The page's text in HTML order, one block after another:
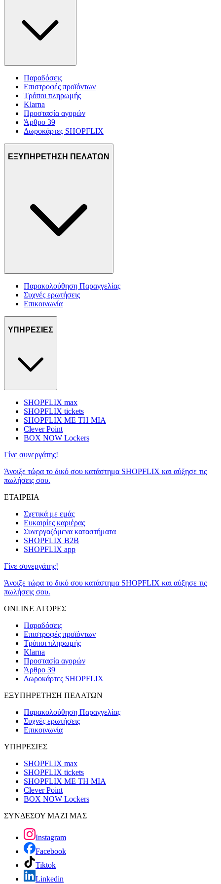
Παραδόσεις
Επιστροφές προϊόντων
Τρόποι πληρωμής
Klarna
Προστασία αγορών
Άρθρο 39
Δωροκάρτες SHOPFLIX
ΕΞΥΠΗΡΕΤΗΣΗ ΠΕΛΑΤΩΝ
Παρακολούθηση Παραγγελίας
Συχνές ερωτήσεις
Επικοινωνία
ΥΠΗΡΕΣΙΕΣ
SHOPFLIX max
SHOPFLIX tickets
SHOPFLIX ΜΕ ΤΗ ΜΙΑ
Clever Point
BOX NOW Lockers
Γίνε συνεργάτης!
Άνοιξε τώρα το δικό σου κατάστημα SHOPFLIX και αύξησε τις
πωλήσεις σου.
ΕΤΑΙΡΕΙΑ
Σχετικά με εμάς
Ευκαιρίες καριέρας
Συνεργαζόμενα καταστήματα
SHOPFLIX B2B
SHOPFLIX app
Γίνε συνεργάτης!
Άνοιξε τώρα το δικό σου κατάστημα SHOPFLIX και αύξησε τις
πωλήσεις σου.
ONLINE ΑΓΟΡΕΣ
Παραδόσεις
Επιστροφές προϊόντων
Τρόποι πληρωμής
Klarna
Προστασία αγορών
Άρθρο 39
Δωροκάρτες SHOPFLIX
ΕΞΥΠΗΡΕΤΗΣΗ ΠΕΛΑΤΩΝ
Παρακολούθηση Παραγγελίας
Συχνές ερωτήσεις
Επικοινωνία
ΥΠΗΡΕΣΙΕΣ
SHOPFLIX max
SHOPFLIX tickets
SHOPFLIX ΜΕ ΤΗ ΜΙΑ
Clever Point
BOX NOW Lockers
ΣΥΝΔΕΣΟΥ ΜΑΖΙ ΜΑΣ
Instagram
Facebook
Tiktok
Linkedin